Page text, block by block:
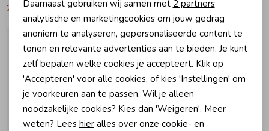
21,47 42,95 16,47 32,95
Marketing cookies
Daarnaast gebruiken wij samen met 2 partners
analytische en marketingcookies om jouw gedrag
anoniem te analyseren, gepersonaliseerde content te
tonen en relevante advertenties aan te bieden. Je kunt
zelf bepalen welke cookies je accepteert. Klik op
'Accepteren' voor alle cookies, of kies 'Instellingen' om
je voorkeuren aan te passen. Wil je alleen
noodzakelijke cookies? Kies dan 'Weigeren'. Meer
weten? Lees hieralles over onze cookie- en